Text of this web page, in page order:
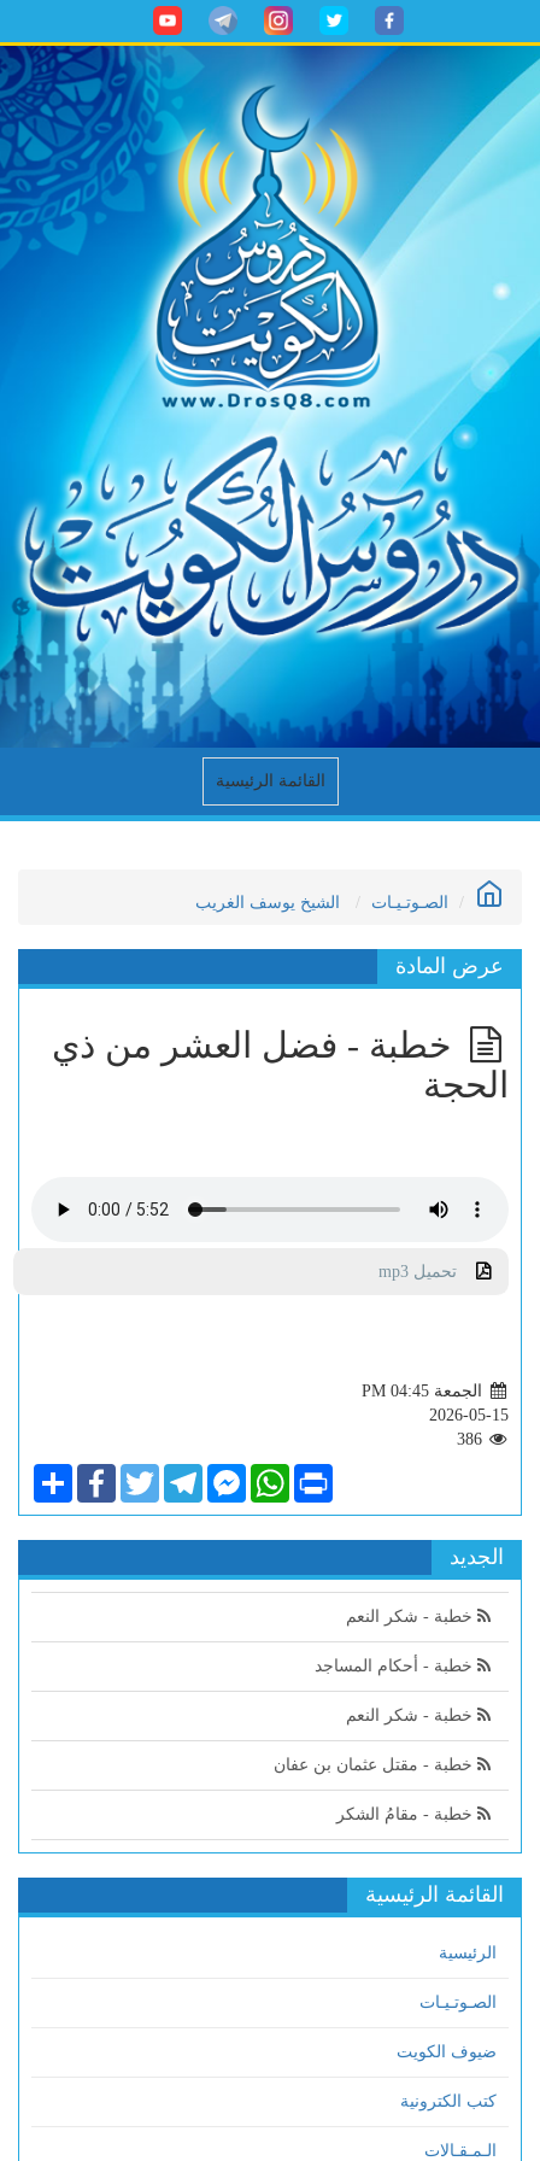
القائمة الرئيسية
الصـوتـيـات الشيخ يوسف الغريب
عرض المادة
خطبة - فضل العشر من ذي
الحجة
تحميل mp3
الجمعة PM 04:45
2026-05-15
ShareFacebookTwitterTelegramFacebook
Messenger
WhatsApp Print
الجديد
خطبة - شكر النعم
خطبة - أحكام المساجد
خطبة - شكر النعم
خطبة - مقتل عثمان بن عفان
خطبة - مقامُ الشكر
القائمة الرئيسية
الرئيسية
الصـوتـيـات
ضيوف الكويت
كتب الكترونية
الـمـقـالات